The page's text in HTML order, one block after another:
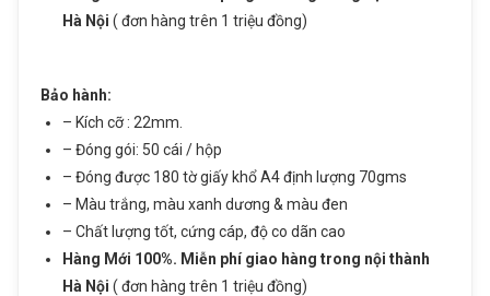
Hà Nội ( đơn hàng trên 1 triệu đồng)
Bảo hành:
– Kích cỡ : 22mm.
– Đóng gói: 50 cái / hộp
– Đóng được 180 tờ giấy khổ A4 định lượng 70gms
– Màu trắng, màu xanh dương & màu đen
– Chất lượng tốt, cứng cáp, độ co dãn cao
Hàng Mới 100%. Miễn phí giao hàng trong nội thành
Hà Nội ( đơn hàng trên 1 triệu đồng)
ĐĂNG KÝ TƯ VẤN
Số điện thoại
Nhu cầu cần tư vấn
Lò xo gáy xoắn nhựa đóng sách (Cỡ số
22mm – giấy đóng 180 tờ)
Giá: 195,000 đ
Giỏ hàng hiện có:0 sản phẩm